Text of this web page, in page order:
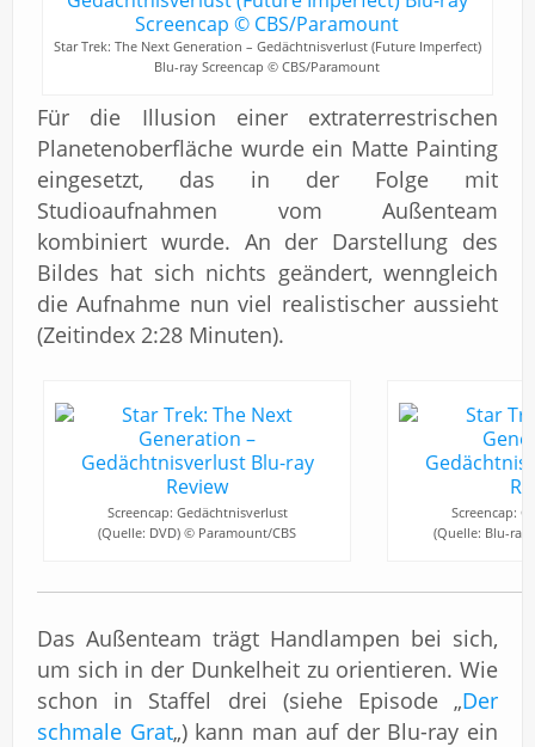
Star Trek: The Next Generation – Gedächtnisverlust (Future Imperfect)
Blu-ray Screencap © CBS/Paramount
Für die Illusion einer extraterrestrischen
Planetenoberfläche wurde ein Matte Painting
eingesetzt, das in der Folge mit
Studioaufnahmen vom Außenteam
kombiniert wurde. An der Darstellung des
Bildes hat sich nichts geändert, wenngleich
die Aufnahme nun viel realistischer aussieht
(Zeitindex 2:28 Minuten).
Screencap: Gedächtnisverlust
(Quelle: DVD) © Paramount/CBS
Screencap:
(Quelle: Blu-
Das Außenteam trägt Handlampen bei sich,
um sich in der Dunkelheit zu orientieren. Wie
schon in Staffel drei (siehe Episode „Der
schmale Grat„) kann man auf der Blu-ray ein